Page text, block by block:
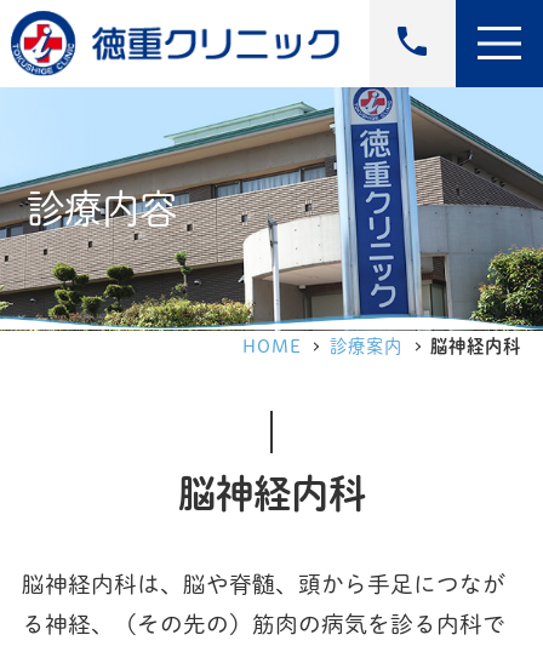
phone
診療内容
HOME 診療案内 脳神経内科
脳神経内科
脳神経内科は、脳や脊髄、頭から手足につなが
る神経、（その先の）筋肉の病気を診る内科で